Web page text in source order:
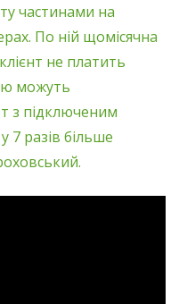
частинами на
По ній щомісячна
не платить
можуть
з підключеним
7 разів більше